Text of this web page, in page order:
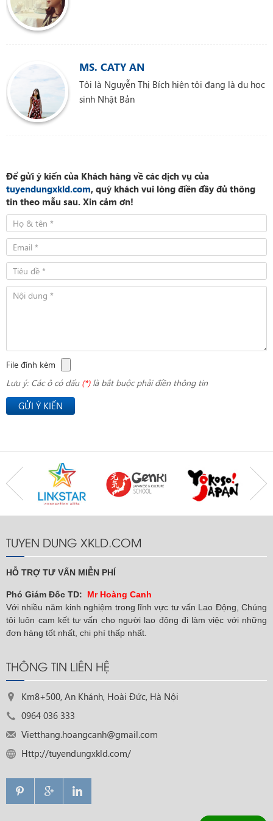
MS. CATY AN
Tôi là Nguyễn Thị Bích hiện tôi đang là du học
sinh Nhật Bản
Để gửi ý kiến của Khách hàng về các dịch vụ của
tuyendungxkld.com, quý khách vui lòng điền đầy đủ thông
tin theo mẫu sau. Xin cảm ơn!
File đính kèm
GỬI Ý KIẾN
Lưu ý: Các ô có dấu (*)là bắt buộc phải điền thông tin
TUYEN DUNG XKLD.COM
HỖ TRỢ TƯ VẤN MIỄN PHÍ
Phó Giám Đốc TD:
Mr Hoàng Canh
Với nhiều năm kinh nghiệm trong lĩnh vực tư vấn Lao Động, Chúng
tôi luôn cam kết tư vấn cho người lao động đi làm việc với những
đơn hàng tốt nhất, chi phí thấp nhất.
THÔNG TIN LIÊN HỆ
Km8+500, An Khánh, Hoài Đức, Hà Nội
0964 036 333
Vietthang.hoangcanh@gmail.com
Http://tuyendungxkld.com/